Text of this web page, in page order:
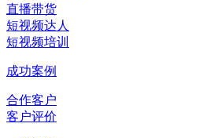
直播带货
短视频达人
短视频培训
成功案例
合作客户
客户评价